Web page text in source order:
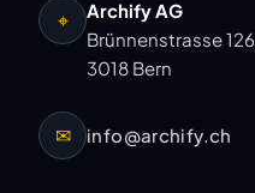
⌖
Archify AG
Brünnenstrasse 126
3018 Bern
✉ info@archify.ch